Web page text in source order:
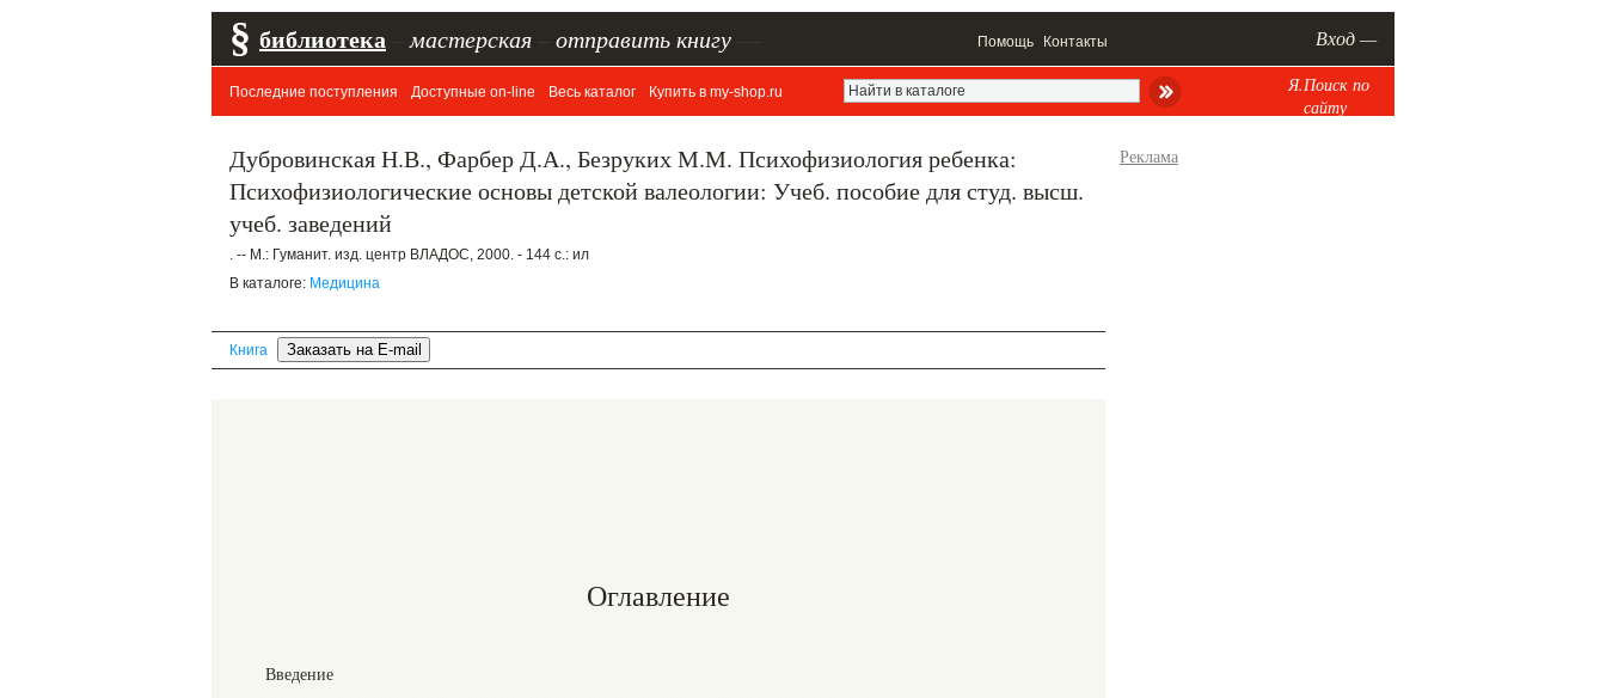
§ библиотека мастерская отправить книгу Помощь Контакты Вход —
Последние поступления Доступные on-line Весь каталог Купить в my-shop.ru
Я.Поиск по
сайту
Дубровинская Н.В., Фарбер Д.А., Безруких М.М. Психофизиология ребенка:
Психофизиологические основы детской валеологии: Учеб. пособие для студ. высш.
учеб. заведений
. -- М.: Гуманит. изд. центр ВЛАДОС, 2000. - 144 с.: ил
В каталоге: Медицина
Книга
Оглавление
Введение
Реклама